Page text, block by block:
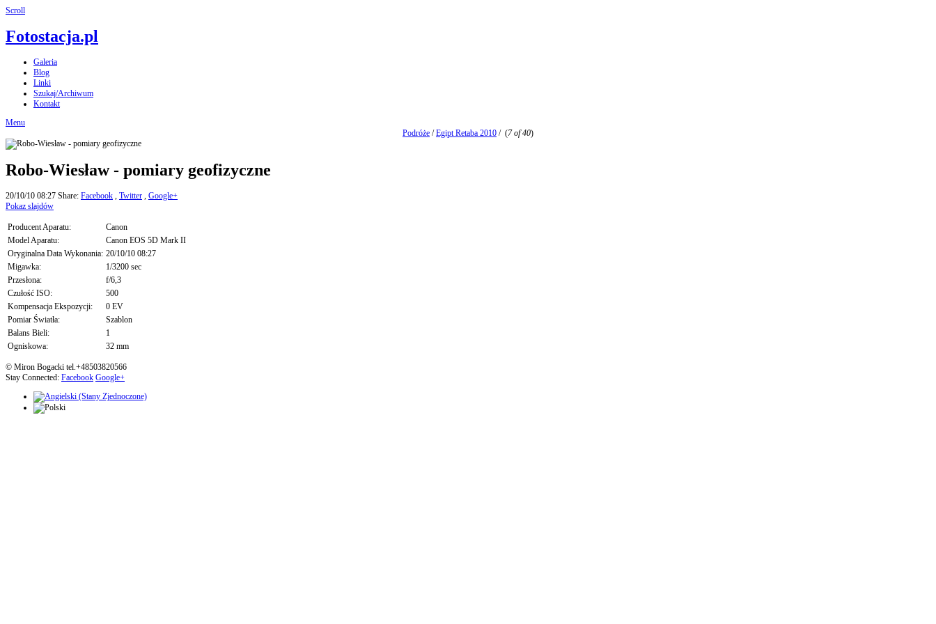
Scroll
Fotostacja.pl
Galeria
Blog
Linki
Szukaj/Archiwum
Kontakt
Menu
Podróże /Egipt Retaba 2010 / (7 of 40)
Robo-Wiesław - pomiary geofizyczne
20/10/10 08:27 Share: Facebook , Twitter , Google+
Pokaz slajdów
Producent Aparatu:
Canon
Model Aparatu:
Canon EOS 5D Mark II
Oryginalna Data Wykonania: 20/10/10 08:27
Migawka:
1/3200 sec
Przesłona:
f/6,3
Czułość ISO:
500
Kompensacja Ekspozycji:
0 EV
Pomiar Światła:
Szablon
Balans Bieli:
1
Ogniskowa:
32 mm
© Miron Bogacki tel.+48503820566
Stay Connected: Facebook Google+